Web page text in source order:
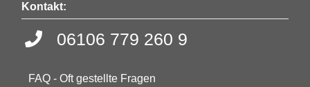
Kontakt:
06106 779 260 9
FAQ - Oft gestellte Fragen